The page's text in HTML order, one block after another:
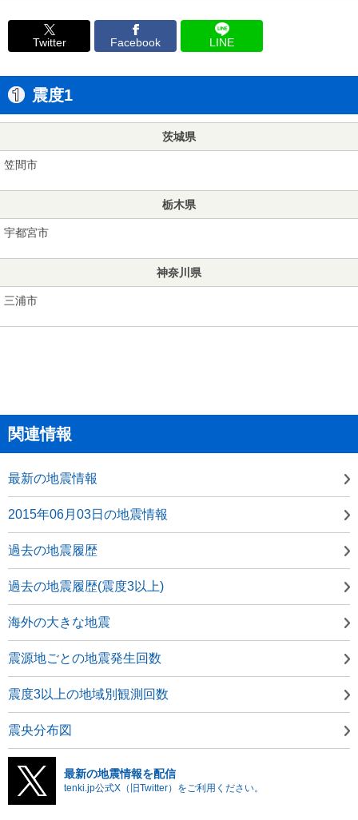
Twitter Facebook LINE
震度1
茨城県
笠間市
栃木県
宇都宮市
神奈川県
三浦市
関連情報
最新の地震情報
2015年06月03日の地震情報
過去の地震履歴
過去の地震履歴(震度3以上)
海外の大きな地震
震源地ごとの地震発生回数
震度3以上の地域別観測回数
震央分布図
最新の地震情報を配信
tenki.jp公式X（旧Twitter）をご利用ください。